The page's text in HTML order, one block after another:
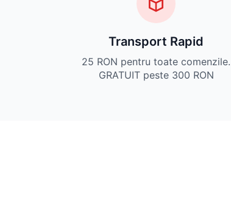
Transport Rapid
25 RON pentru toate comenzile.
GRATUIT peste 300 RON